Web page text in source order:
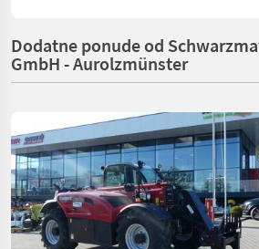
Dodatne ponude od
GmbH - Aurolzmünster